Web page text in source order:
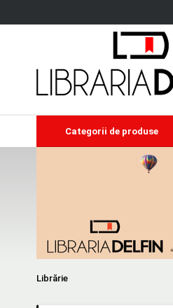
Categorii de produse
Librărie